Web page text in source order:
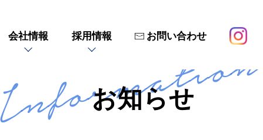
会社情報 採用情報 お問い合わせ
お知らせ
Information